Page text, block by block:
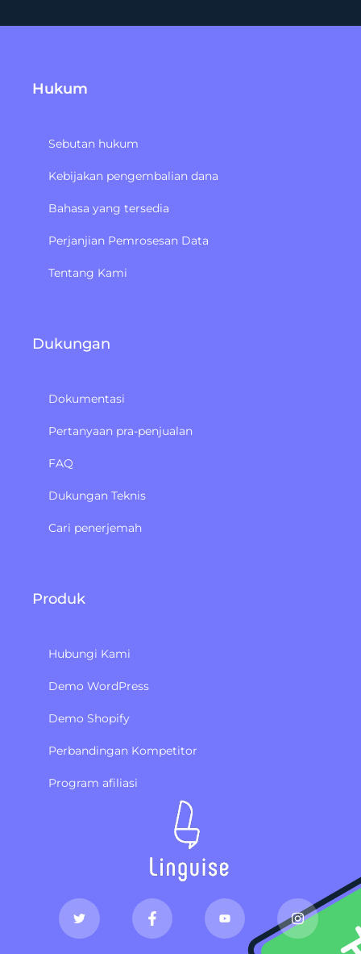
Hukum
Sebutan hukum
Kebijakan pengembalian dana
Bahasa yang tersedia
Perjanjian Pemrosesan Data
Tentang Kami
Dukungan
Dokumentasi
Pertanyaan pra-penjualan
FAQ
Dukungan Teknis
Cari penerjemah
Produk
Hubungi Kami
Demo WordPress
Demo Shopify
Perbandingan Kompetitor
Program afiliasi